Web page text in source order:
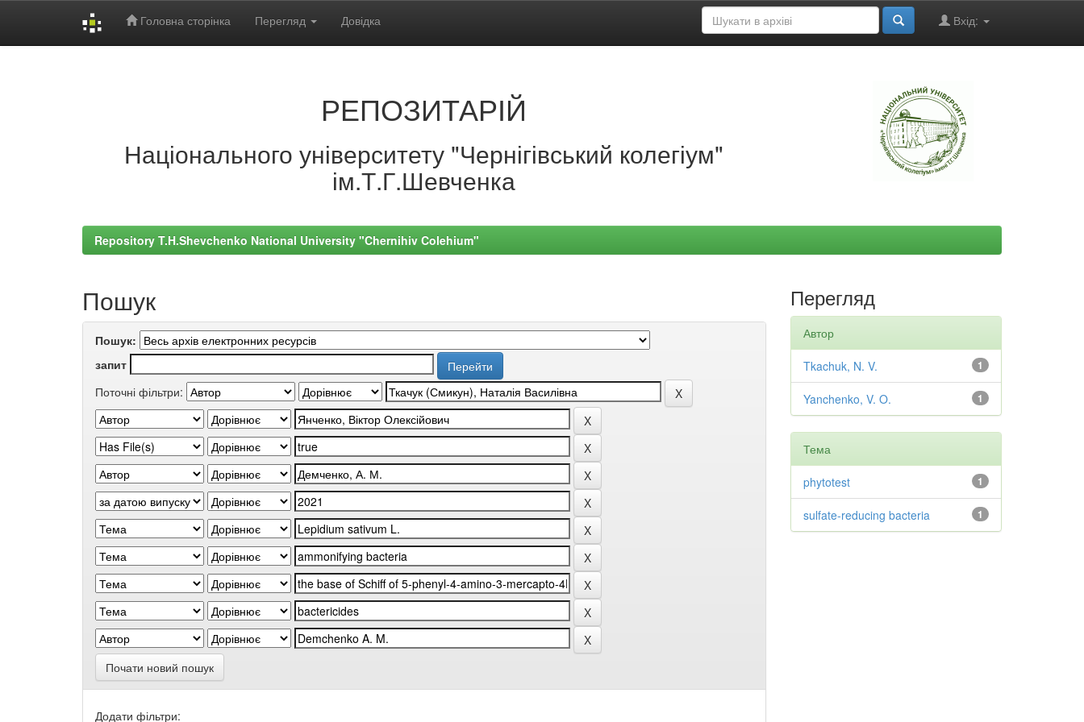
Головна сторінка Перегляд Довідка Вхід:
РЕПОЗИТАРІЙ
Національного університету "Чернігівський колегіум"
ім.Т.Г.Шевченка
Repository T.H.Shevchenko National University "Chernihiv Colehium"
Пошук
Пошук:
запит
Поточні фільтри:
Почати новий пошук
Додати фільтри:
Перегляд
Автор
1
Tkachuk, N. V.
1
Yanchenko, V. O.
Тема
1
phytotest
1
sulfate-reducing bacteria